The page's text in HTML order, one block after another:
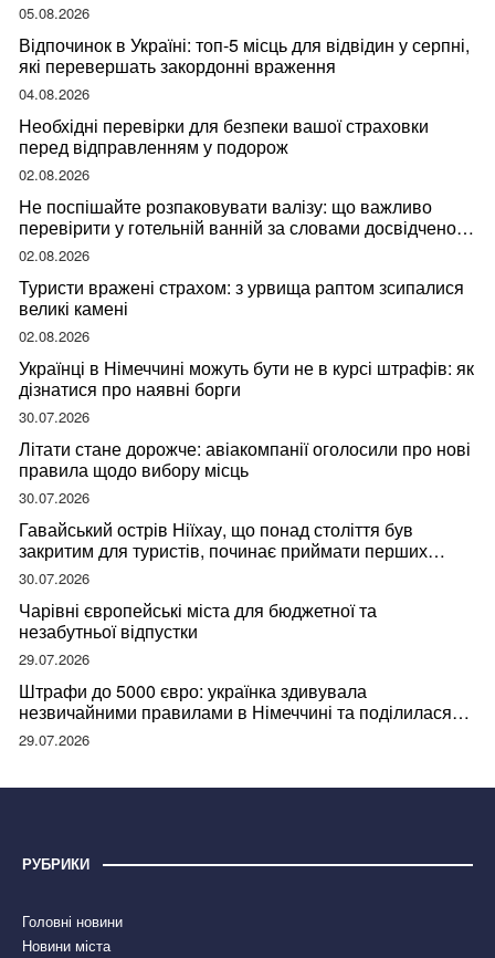
05.08.2026
Відпочинок в Україні: топ-5 місць для відвідин у серпні,
які перевершать закордонні враження
04.08.2026
Необхідні перевірки для безпеки вашої страховки
перед відправленням у подорож
02.08.2026
Не поспішайте розпаковувати валізу: що важливо
перевірити у готельній ванній за словами досвідченої
мандрівниці
02.08.2026
Туристи вражені страхом: з урвища раптом зсипалися
великі камені
02.08.2026
Українці в Німеччині можуть бути не в курсі штрафів: як
дізнатися про наявні борги
30.07.2026
Літати стане дорожче: авіакомпанії оголосили про нові
правила щодо вибору місць
30.07.2026
Гавайський острів Ніїхау, що понад століття був
закритим для туристів, починає приймати перших
відвідувачів
30.07.2026
Чарівні європейські міста для бюджетної та
незабутньої відпустки
29.07.2026
Штрафи до 5000 євро: українка здивувала
незвичайними правилами в Німеччині та поділилася
правдою
29.07.2026
РУБРИКИ
Головні новини
Новини міста